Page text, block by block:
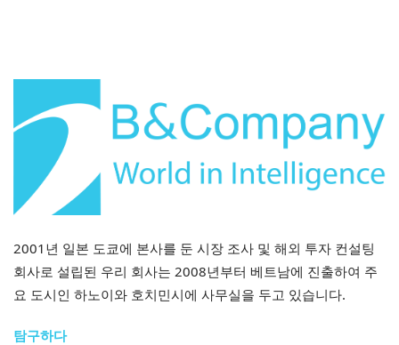
합병 전 롱안성은 베트남 남부에서 가장 역동적인 산업 성
중 하나였으며, 전자, 기계, 식품 가공, 건축 자재에 중점을
둔 활발한 산업 단지와 클러스터가 형성되어 있었습니다.
반면 떠이닌성은 산업용지 보유량이 풍부했지만 입주율은
낮았고, 저우띠엥 수력 발전 시스템과 같은 에너지 자원과
재생 에너지 및 국경 무역에 대한 높은 잠재력을 갖추고 있
었습니다. 합병 후, 새롭게 탄생한 떠이닌성은 전략적 입
지와 발전된 인프라, 그리고 풍부한 토지, 에너지 잠재력,
그리고 국경 간 무역 기회의 균형을 이루는 이중 성장 동력
2001년 일본 도쿄에 본사를 둔 시장 조사 및 해외 투자 컨설팅
회사로 설립된 우리 회사는 2008년부터 베트남에 진출하여 주
요 도시인 하노이와 호치민시에 사무실을 두고 있습니다.
탐구하다